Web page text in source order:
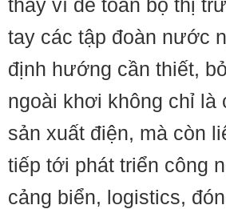
thay vì để toàn bộ thị
tay các tập đoàn nước
định hướng cần thiết,
ngoài khơi không chỉ là
sản xuất điện, mà còn
tiếp tới phát triển công
cảng biển, logistics,